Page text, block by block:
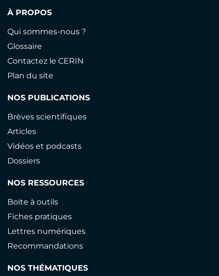
À PROPOS
Qui sommes-nous ?
Glossaire
Contactez le CERIN
Plan du site
NOS PUBLICATIONS
Brèves scientifiques
Articles
Vidéos et podcasts
Dossiers
NOS RESSOURCES
Boite à outils
Fiches pratiques
Lettres numériques
Recommandations
NOS THÉMATIQUES